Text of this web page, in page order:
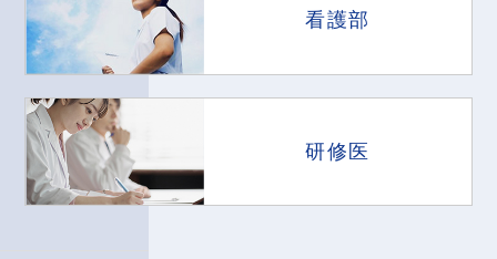
看護部
研修医